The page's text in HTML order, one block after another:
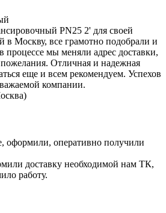
PN25 2' для своей
в Москву, все грамотно подобрали и
процессе мы меняли адрес доставки,
Отличная и надежная
еще и всем рекомендуем. Успехов
компании.
оформили, оперативно получили
доставку необходимой нам ТК,
работу.